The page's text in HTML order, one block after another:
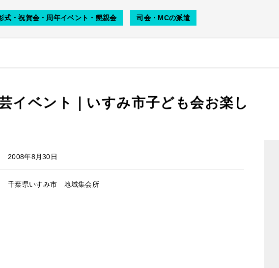
式・祝賀会・周年イベント・懇親会 司会・MCの派遣
イベント｜いすみ市子ども会お楽し
2008年8月30日
千葉県いすみ市 地域集会所